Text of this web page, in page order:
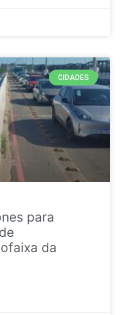
CIDADES
para
da